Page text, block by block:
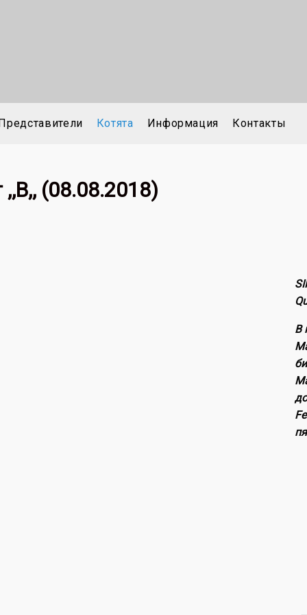
Котята Информация Контакты
(08.08.2018)
В